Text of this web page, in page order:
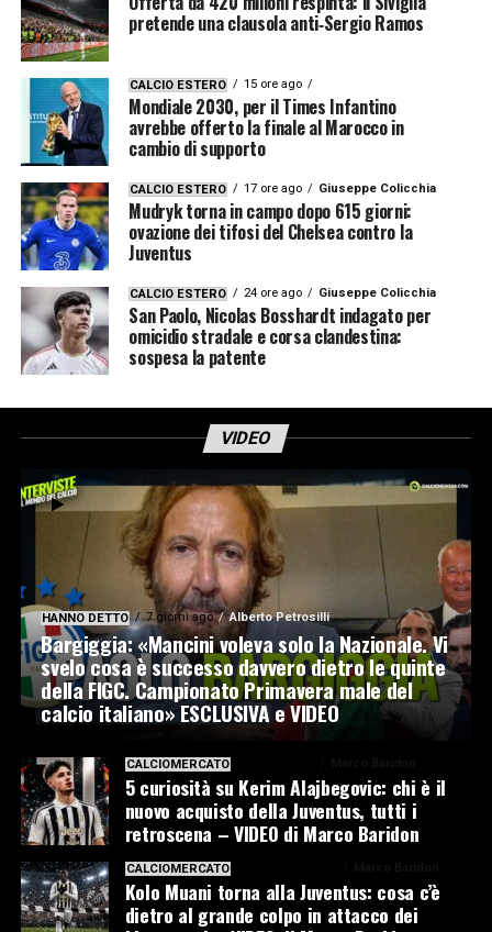
pretende una clausola anti‑Sergio Ramos
CALCIO ESTERO 15 ore ago
Mondiale 2030, per il Times Infantino
avrebbe offerto la finale al Marocco in
cambio di supporto
CALCIO ESTERO 17 ore ago Giuseppe Colicchia
Mudryk torna in campo dopo 615 giorni:
ovazione dei tifosi del Chelsea contro la
Juventus
CALCIO ESTERO 24 ore ago Giuseppe Colicchia
San Paolo, Nicolas Bosshardt indagato per
omicidio stradale e corsa clandestina:
sospesa la patente
VIDEO
HANNO DETTO 7 giorni ago Alberto Petrosilli
Bargiggia: «Mancini voleva solo la Nazionale. Vi
svelo cosa è successo davvero dietro le quinte
della FIGC. Campionato Primavera male del
calcio italiano» ESCLUSIVA e VIDEO
CALCIOMERCATO
5 curiosità su Kerim Alajbegovic: chi è il
nuovo acquisto della Juventus, tutti i
retroscena – VIDEO di Marco Baridon
CALCIOMERCATO
Kolo Muani torna alla Juventus: cosa c’è
dietro al grande colpo in attacco dei